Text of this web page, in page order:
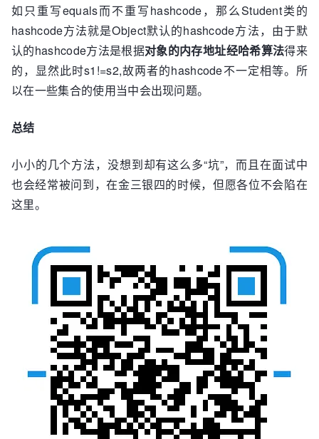
        addEntry(hash, key, value, i);
return
}
如只重写equals而不重写hashcode，那么Student类的
hashcode方法就是Object默认的hashcode方法，由于默
认的hashcode方法是根据对象的内存地址经哈希算法得来
的，显然此时s1!=s2,故两者的hashcode不一定相等。所
以在一些集合的使用当中会出现问题。
总结
小小的几个方法，没想到却有这么多“坑”，而且在面试中
也会经常被问到，在金三银四的时候，但愿各位不会陷在
这里。